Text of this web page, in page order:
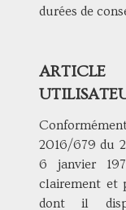
durées de
2016/679 du
6 janvier
clairement et
dont il